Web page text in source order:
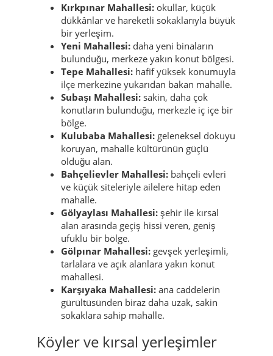
Kırkpınar Mahallesi: okullar, küçük
dükkânlar ve hareketli sokaklarıyla büyük
bir yerleşim.
Yeni Mahallesi: daha yeni binaların
bulunduğu, merkeze yakın konut bölgesi.
Tepe Mahallesi: hafif yüksek konumuyla
ilçe merkezine yukarıdan bakan mahalle.
Subaşı Mahallesi: sakin, daha çok
konutların bulunduğu, merkezle iç içe bir
bölge.
Kulubaba Mahallesi: geleneksel dokuyu
koruyan, mahalle kültürünün güçlü
olduğu alan.
Bahçelievler Mahallesi: bahçeli evleri
ve küçük siteleriyle ailelere hitap eden
mahalle.
Gölyaylası Mahallesi: şehir ile kırsal
alan arasında geçiş hissi veren, geniş
ufuklu bir bölge.
Gölpınar Mahallesi: gevşek yerleşimli,
tarlalara ve açık alanlara yakın konut
mahallesi.
Karşıyaka Mahallesi: ana caddelerin
gürültüsünden biraz daha uzak, sakin
sokaklara sahip mahalle.
Köyler ve kırsal yerleşimler